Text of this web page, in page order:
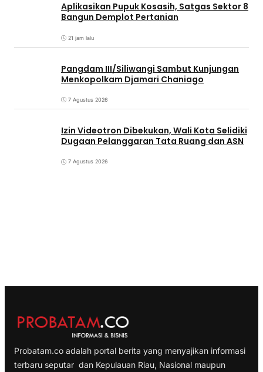
Aplikasikan Pupuk Kosasih, Satgas Sektor 8
Bangun Demplot Pertanian
21 jam lalu
Pangdam III/Siliwangi Sambut Kunjungan
Menkopolkam Djamari Chaniago
7 Agustus 2026
Izin Videotron Dibekukan, Wali Kota Selidiki
Dugaan Pelanggaran Tata Ruang dan ASN
7 Agustus 2026
Probatam.co adalah portal berita yang menyajikan informasi
terbaru seputar dan Kepulauan Riau, Nasional maupun